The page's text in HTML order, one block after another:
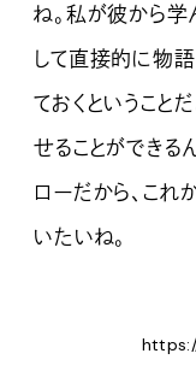
ね。私が彼から学
して直接的に物
ておくということ
せることができる
ローだから、これ
いたいね。